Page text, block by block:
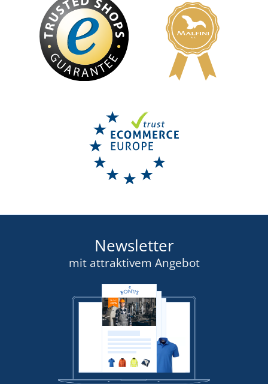
Newsletter
mit attraktivem Angebot